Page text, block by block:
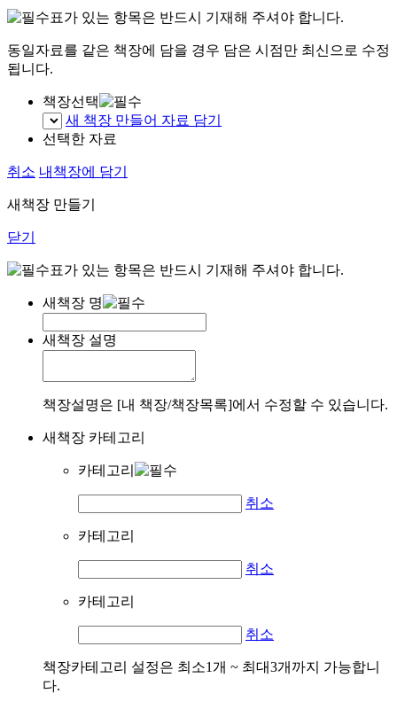
표가 있는 항목은 반드시 기재해 주셔야 합니다.
동일자료를 같은 책장에 담을 경우 담은 시점만 최신으로 수정
됩니다.
책장선택
새 책장 만들어 자료 담기
선택한 자료
취소 내책장에 담기
새책장 만들기
닫기
표가 있는 항목은 반드시 기재해 주셔야 합니다.
새책장 명
새책장 설명
책장설명은 [내 책장/책장목록]에서 수정할 수 있습니다.
새책장 카테고리
카테고리
취소
카테고리
취소
카테고리
취소
책장카테고리 설정은 최소1개 ~ 최대3개까지 가능합니
다.